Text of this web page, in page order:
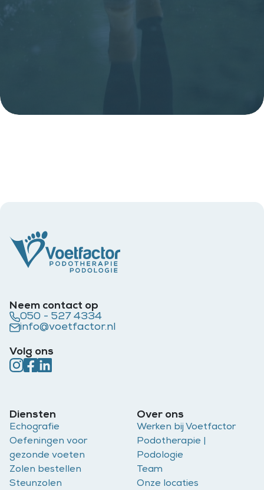
Neem contact op
050 - 527 4334
info@voetfactor.nl
Volg ons
Diensten
Echografie
Oefeningen voor
gezonde voeten
Zolen bestellen
Steunzolen
Over ons
Werken bij Voetfactor
Podotherapie |
Podologie
Team
Onze locaties